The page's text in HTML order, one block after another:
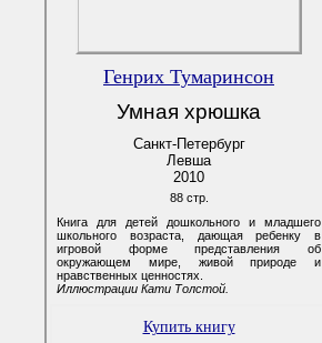
Генрих Тумаринсон
Умная хрюшка
Санкт-Петербург
Левша
2010
88 стр.
Книга для детей дошкольного и младшего
школьного возраста, дающая ребенку в
игровой форме представления об
окружающем мире, живой природе и
нравственных ценностях.
Иллюстрации Кати Толстой.
Купить книгу